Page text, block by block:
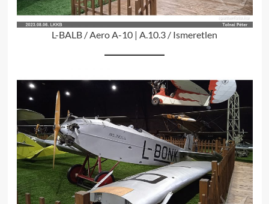
L-BALB / Aero A-10 | A.10.3 / Ismeretlen